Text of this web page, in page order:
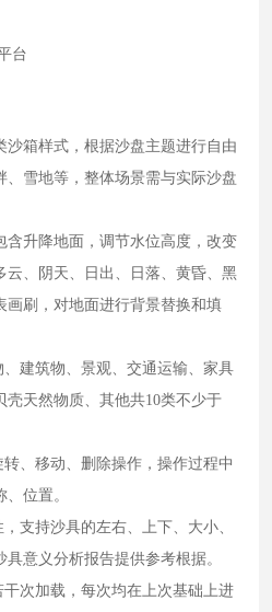
台
沙箱样式，根据沙盘主题进行自由
雪地等，整体场景需与实际沙盘
含升降地面，调节水位高度，改变
云、阴天、日出、日落、黄昏、黑
画刷，对地面进行背景替换和填
建筑物、景观、交通运输、家具
天然物质、其他共10类不少于
、移动、删除操作，操作过程中
位置。
支持沙具的左右、上下、大小、
意义分析报告提供参考根据。
次加载，每次均在上次基础上进